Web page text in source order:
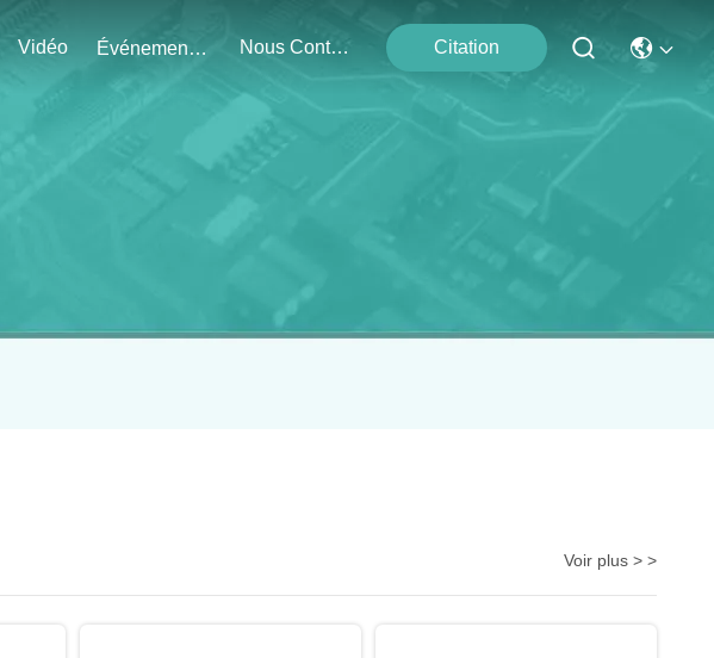
Vidéo Événements Nous Contacter Citation
Voir plus > >